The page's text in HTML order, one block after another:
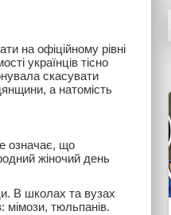
на офіційному рівні
українців тісно
скасувати
а натомість
означає, що
жіночий день
В школах та вузах
мімози, тюльпанів.